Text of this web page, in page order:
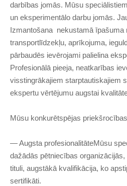
darbības jomās. Mūsu
un eksperimentālo darbu jomās.
Izmantošana nekustamā īpašuma
transportlīdzekļu, aprīkojuma,
pārbaudēs ievērojami palielina
Profesionālā pieeja, neatkarības
visstingrākajiem starptautiskajiem
ekspertu vērtējumu augstai
Mūsu konkurētspējas
— Augsta profesionalitāteMūsu
dažādās pētniecības
tituli, augstākā kvalifikācija, ko
sertifikāti.